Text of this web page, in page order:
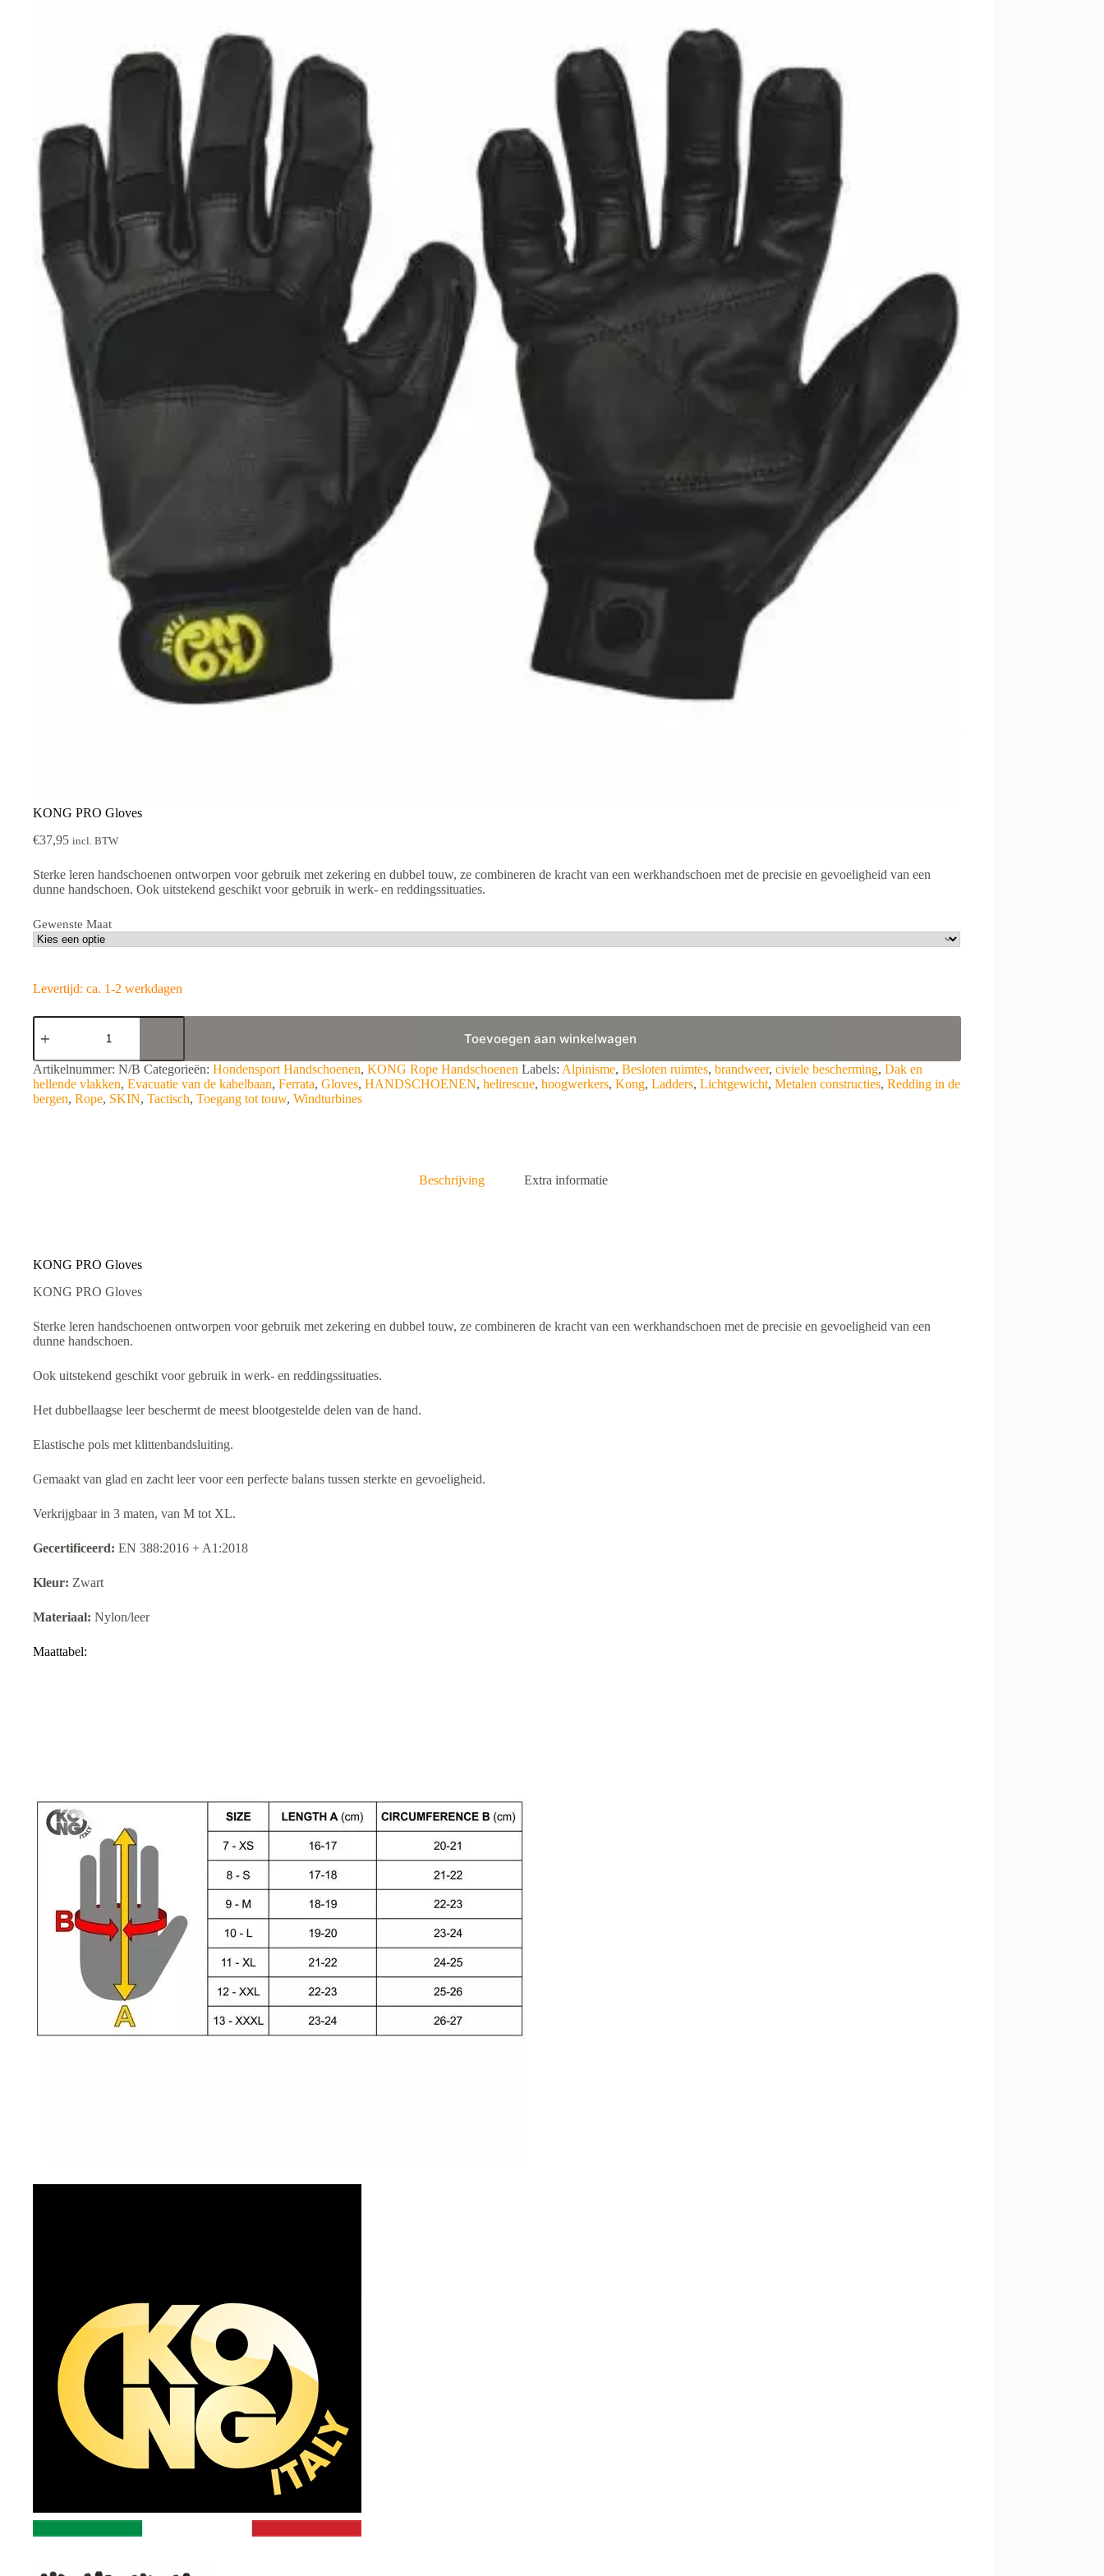
KONG PRO Gloves
€37,95 incl. BTW
Sterke leren handschoenen ontworpen voor gebruik met zekering en dubbel touw, ze combineren de kracht van een werkhandschoen met de precisie en gevoeligheid van een
dunne handschoen. Ook uitstekend geschikt voor gebruik in werk- en reddingssituaties.
Gewenste Maat
Levertijd: ca. 1-2 werkdagen
KONG
PRO
aantal
Toevoegen aan winkelwagen
A
l
t
Artikelnummer: N/B Categorieën: Hondensport Handschoenen, KONG Rope Handschoenen Labels: Alpinisme, Besloten ruimtes, brandweer, civiele bescherming, Dak en
hellende vlakken, Evacuatie van de kabelbaan, Ferrata, Gloves, HANDSCHOENEN, helirescue, hoogwerkers, Kong, Ladders, Lichtgewicht, Metalen constructies, Redding in de
bergen, Rope, SKIN, Tactisch, Toegang tot touw, Windturbines
Beschrijving Extra informatie
KONG PRO Gloves
KONG PRO Gloves
Sterke leren handschoenen ontworpen voor gebruik met zekering en dubbel touw, ze combineren de kracht van een werkhandschoen met de precisie en gevoeligheid van een
dunne handschoen.
Ook uitstekend geschikt voor gebruik in werk- en reddingssituaties.
Het dubbellaagse leer beschermt de meest blootgestelde delen van de hand.
Elastische pols met klittenbandsluiting.
Gemaakt van glad en zacht leer voor een perfecte balans tussen sterkte en gevoeligheid.
Verkrijgbaar in 3 maten, van M tot XL.
Gecertificeerd: EN 388:2016 + A1:2018
Kleur: Zwart
Materiaal: Nylon/leer
Maattabel: